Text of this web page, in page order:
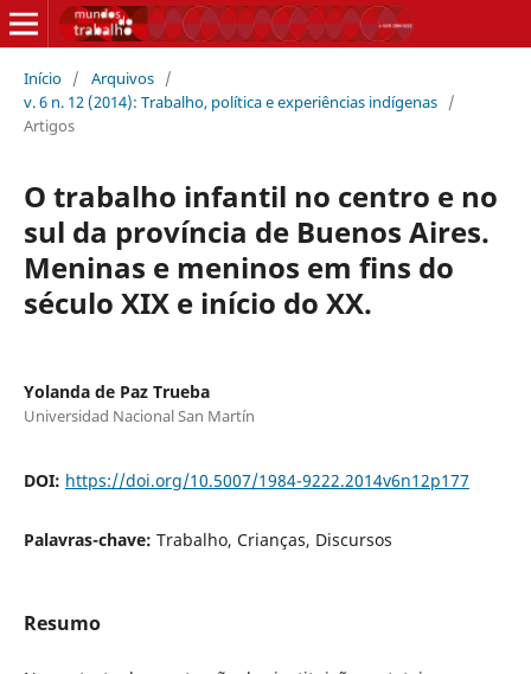
Início / Arquivos /
v. 6 n. 12 (2014): Trabalho, política e experiências indígenas /
Artigos
O trabalho infantil no centro e no
sul da província de Buenos Aires.
Meninas e meninos em fins do
século XIX e início do XX.
Yolanda de Paz Trueba
Universidad Nacional San Martín
DOI: https://doi.org/10.5007/1984-9222.2014v6n12p177
Palavras-chave: Trabalho, Crianças, Discursos
Resumo